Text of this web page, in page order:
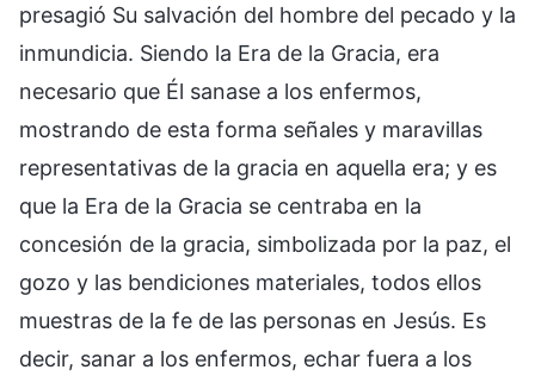
presagió Su salvación del hombre del pecado y la
inmundicia. Siendo la Era de la Gracia, era
necesario que Él sanase a los enfermos,
mostrando de esta forma señales y maravillas
representativas de la gracia en aquella era; y es
que la Era de la Gracia se centraba en la
concesión de la gracia, simbolizada por la paz, el
gozo y las bendiciones materiales, todos ellos
muestras de la fe de las personas en Jesús. Es
decir, sanar a los enfermos, echar fuera a los